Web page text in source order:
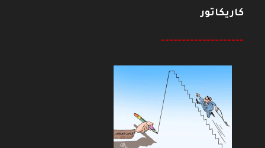
كاريكاتور
--------------------